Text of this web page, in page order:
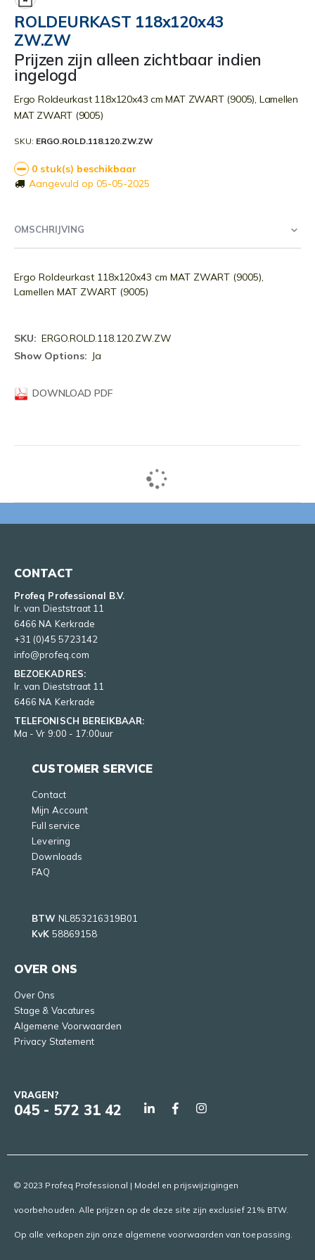
begin
van
de
afbeeldingen-
gallerij
ROLDEURKAST 118x120x43
ZW.ZW
Prijzen zijn alleen zichtbaar indien
ingelogd
Ergo Roldeurkast 118x120x43 cm MAT ZWART (9005), Lamellen
MAT ZWART (9005)
SKU ERGO.ROLD.118.120.ZW.ZW
0 stuk(s) beschikbaar
Aangevuld op 05-05-2025
OMSCHRIJVING
Ergo Roldeurkast 118x120x43 cm MAT ZWART (9005),
Lamellen MAT ZWART (9005)
Meer
informatie
ERGO.ROLD.118.120.ZW.ZW
Ja
DOWNLOAD PDF
CONTACT
Profeq Professional B.V.
Ir. van Dieststraat 11
6466 NA Kerkrade
+31 (0)45 5723142
info@profeq.com
BEZOEKADRES:
Ir. van Dieststraat 11
6466 NA Kerkrade
TELEFONISCH BEREIKBAAR:
Ma - Vr 9:00 - 17:00uur
CUSTOMER SERVICE
Contact
Mijn Account
Full service
Levering
Downloads
FAQ
BTW NL853216319B01
KvK 58869158
OVER ONS
Over Ons
Stage & Vacatures
Algemene Voorwaarden
Privacy Statement
VRAGEN?
045 - 572 31 42
© 2023 Profeq Professional | Model en prijswijzigingen
voorbehouden. Alle prijzen op de deze site zijn exclusief 21% BTW.
Op alle verkopen zijn onze algemene voorwaarden van toepassing.